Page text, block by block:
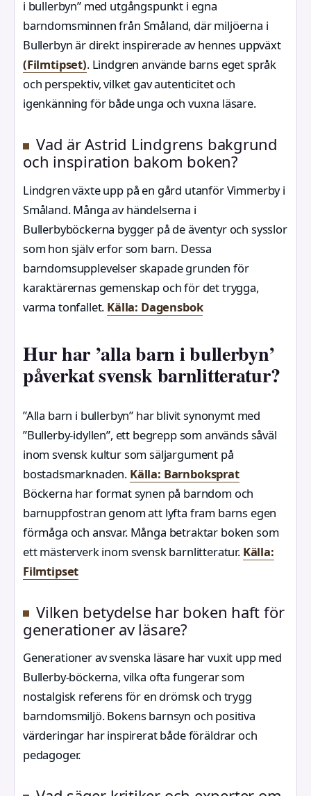
i bullerbyn” med utgångspunkt i egna
barndomsminnen från Småland, där miljöerna i
Bullerbyn är direkt inspirerade av hennes uppväxt
(Filmtipset). Lindgren använde barns eget språk
och perspektiv, vilket gav autenticitet och
igenkänning för både unga och vuxna läsare.
Vad är Astrid Lindgrens bakgrund
och inspiration bakom boken?
Lindgren växte upp på en gård utanför Vimmerby i
Småland. Många av händelserna i
Bullerbyböckerna bygger på de äventyr och sysslor
som hon själv erfor som barn. Dessa
barndomsupplevelser skapade grunden för
karaktärernas gemenskap och för det trygga,
varma tonfallet. Källa: Dagensbok
Hur har ’alla barn i bullerbyn’
påverkat svensk barnlitteratur?
”Alla barn i bullerbyn” har blivit synonymt med
”Bullerby-idyllen”, ett begrepp som används såväl
inom svensk kultur som säljargument på
bostadsmarknaden. Källa: Barnboksprat
Böckerna har format synen på barndom och
barnuppfostran genom att lyfta fram barns egen
förmåga och ansvar. Många betraktar boken som
ett mästerverk inom svensk barnlitteratur. Källa:
Filmtipset
Vilken betydelse har boken haft för
generationer av läsare?
Generationer av svenska läsare har vuxit upp med
Bullerby-böckerna, vilka ofta fungerar som
nostalgisk referens för en drömsk och trygg
barndomsmiljö. Bokens barnsyn och positiva
värderingar har inspirerat både föräldrar och
pedagoger.